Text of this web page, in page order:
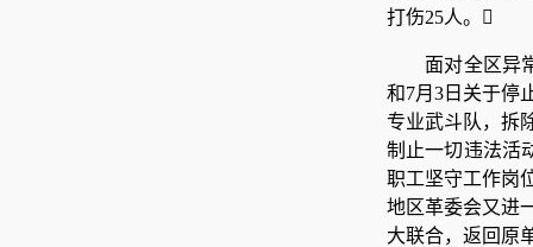
打伤25人。
面对全区异
和7月3日关于停
专业武斗队，拆
制止一切违法活
职工坚守工作岗
地区革委会又进
大联合，返回原